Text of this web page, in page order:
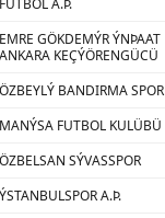
EMRE GÖKDEMÝR ÝNÞAAT
ANKARA KEÇÝÖRENGÜCÜ
ÖZBEYLÝ BANDIRMA SPOR
MANÝSA FUTBOL KULÜBÜ
ÖZBELSAN SÝVASSPOR
ÝSTANBULSPOR A.Þ.